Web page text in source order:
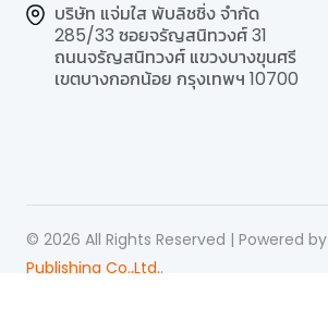
บริษัท แจ่มใส พับลิชชิ่ง จำกัด
285/33 ซอยจรัญสนิทวงศ์ 31
ถนนจรัญสนิทวงศ์ แขวงบางขุนศรี
เขตบางกอกน้อย กรุงเทพฯ 10700
© 2026 All Rights Reserved | Powered by
Publishing Co.,Ltd..